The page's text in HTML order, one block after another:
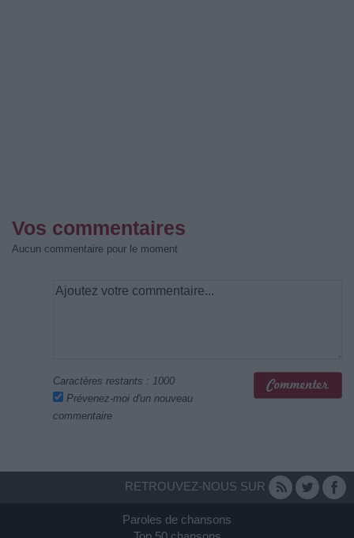
Vos commentaires
Aucun commentaire pour le moment
Caractères restants : 1000
Prévenez-moi d'un nouveau
commentaire
RETROUVEZ-NOUS SUR
Paroles de chansons